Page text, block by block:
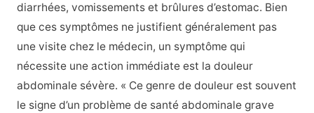
diarrhées, vomissements et brûlures d’estomac. Bien
que ces symptômes ne justifient généralement pas
une visite chez le médecin, un symptôme qui
nécessite une action immédiate est la douleur
abdominale sévère. « Ce genre de douleur est souvent
le signe d’un problème de santé abdominale grave